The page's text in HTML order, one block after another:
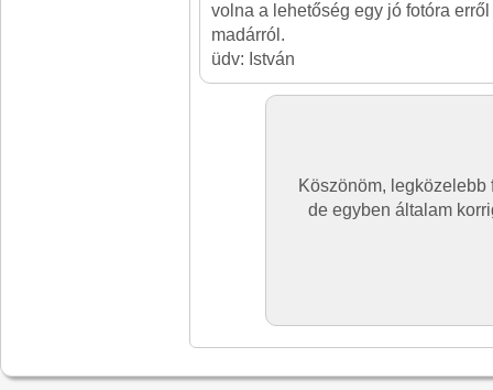
volna a lehetőség egy jó fotóra
madárról.
üdv: István
Köszönöm,
de egyben általam